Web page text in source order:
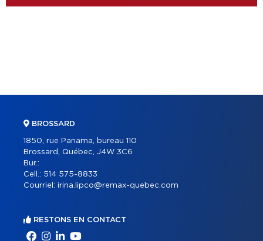
BROSSARD
1850, rue Panama, bureau 110
Brossard, Québec, J4W 3C6
Bur.:
Cell.: 514 575-8833
Courriel: irina.lipco@remax-quebec.com
RESTONS EN CONTACT